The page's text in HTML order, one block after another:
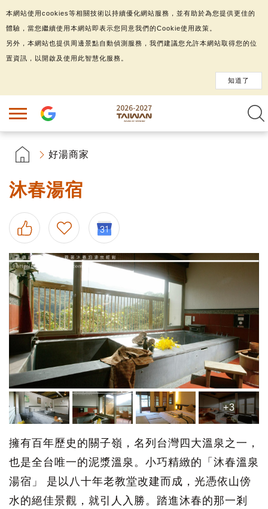
好湯商家
沐春湯宿
+3
擁有百年歷史的關子嶺，名列台灣四大溫泉之一，
也是全台唯一的泥漿溫泉。小巧精緻的「沐春溫泉
湯宿」 是以八十年老教堂改建而成，光憑依山傍
水的絕佳景觀，就引人入勝。踏進沐春的那一剎
本網站使用cookies等相關技術以持續優化網站服務，並有助於為您提供更佳的
體驗，當您繼續使用本網站即表示您同意我們的Cookie使用政策。
另外，本網站也提供周邊景點自動偵測服務，我們建議您允許本網站取得您的位
置資訊，以開啟及使用此智慧化服務。
知道了